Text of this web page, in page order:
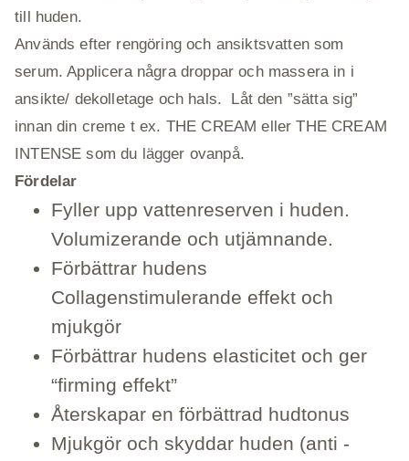
till huden.
Används efter rengöring och ansiktsvatten som
serum. Applicera några droppar och massera in i
ansikte/ dekolletage och hals. Låt den ”sätta sig”
innan din creme t ex. THE CREAM eller THE CREAM
INTENSE som du lägger ovanpå.
Fördelar
Fyller upp vattenreserven i huden.
Volumizerande och utjämnande.
Förbättrar hudens
Collagenstimulerande effekt och
mjukgör
Förbättrar hudens elasticitet och ger
“firming effekt”
Återskapar en förbättrad hudtonus
Mjukgör och skyddar huden (anti -